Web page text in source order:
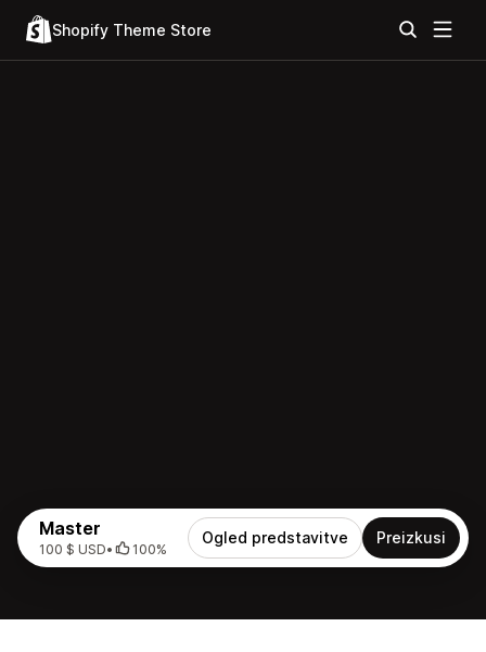
Shopify Theme Store
Master
100 $ USD• 100%
Ogled predstavitve Preizkusi